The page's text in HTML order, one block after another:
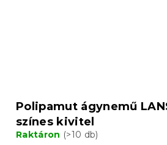
Polipamut ágynemű
színes kivitel
Raktáron (>10 db)